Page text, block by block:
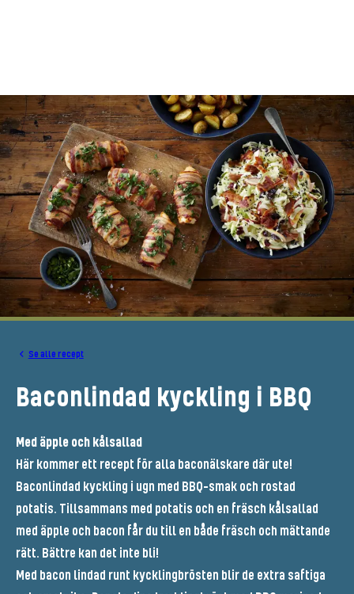
Se alle recept
Baconlindad kyckling i BBQ
Med äpple och kålsallad
Här kommer ett recept för alla baconälskare där ute!
Baconlindad kyckling i ugn med BBQ-smak och rostad
potatis. Tillsammans med potatis och en fräsch kålsallad
med äpple och bacon får du till en både fräsch och mättande
rätt. Bättre kan det inte bli!
Med bacon lindad runt kycklingbrösten blir de extra saftiga